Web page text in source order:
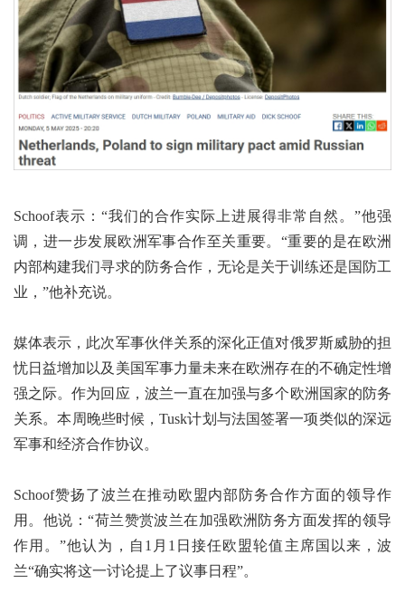
Schoof表示：“我们的合作实际上进展得非常自然。”他强
调，进一步发展欧洲军事合作至关重要。“重要的是在欧洲
内部构建我们寻求的防务合作，无论是关于训练还是国防工
业，”他补充说。
媒体表示，此次军事伙伴关系的深化正值对俄罗斯威胁的担
忧日益增加以及美国军事力量未来在欧洲存在的不确定性增
强之际。作为回应，波兰一直在加强与多个欧洲国家的防务
关系。本周晚些时候，Tusk计划与法国签署一项类似的深远
军事和经济合作协议。
Schoof赞扬了波兰在推动欧盟内部防务合作方面的领导作
用。他说：“荷兰赞赏波兰在加强欧洲防务方面发挥的领导
作用。”他认为，自1月1日接任欧盟轮值主席国以来，波
兰“确实将这一讨论提上了议事日程”。